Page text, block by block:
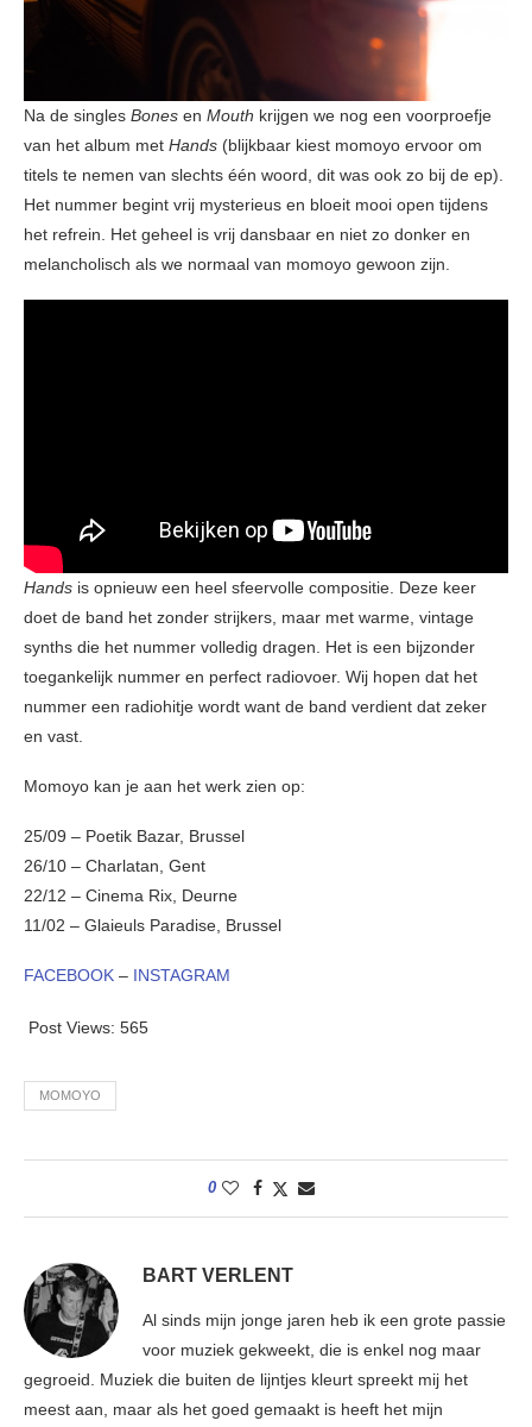
Na de singles Bones en Mouth krijgen we nog een voorproefje
van het album met Hands (blijkbaar kiest momoyo ervoor om
titels te nemen van slechts één woord, dit was ook zo bij de ep).
Het nummer begint vrij mysterieus en bloeit mooi open tijdens
het refrein. Het geheel is vrij dansbaar en niet zo donker en
melancholisch als we normaal van momoyo gewoon zijn.
Hands is opnieuw een heel sfeervolle compositie. Deze keer
doet de band het zonder strijkers, maar met warme, vintage
synths die het nummer volledig dragen. Het is een bijzonder
toegankelijk nummer en perfect radiovoer. Wij hopen dat het
nummer een radiohitje wordt want de band verdient dat zeker
en vast.
Momoyo kan je aan het werk zien op:
25/09 – Poetik Bazar, Brussel
26/10 – Charlatan, Gent
22/12 – Cinema Rix, Deurne
11/02 – Glaieuls Paradise, Brussel
FACEBOOK – INSTAGRAM
Post Views: 565
MOMOYO
0
BART VERLENT
Al sinds mijn jonge jaren heb ik een grote passie
voor muziek gekweekt, die is enkel nog maar
gegroeid. Muziek die buiten de lijntjes kleurt spreekt mij het
meest aan, maar als het goed gemaakt is heeft het mijn